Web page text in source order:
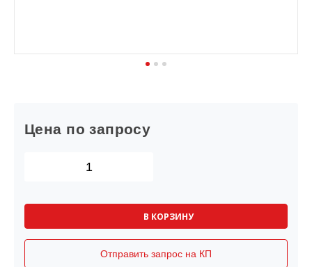
Цена по запросу
В КОРЗИНУ
Отправить запрос на КП